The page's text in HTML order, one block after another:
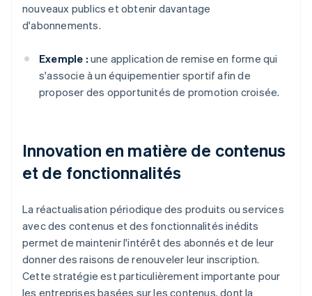
nouveaux publics et obtenir davantage
d'abonnements.
Exemple : une application de remise en forme qui
s'associe à un équipementier sportif afin de
proposer des opportunités de promotion croisée.
Innovation en matière de contenus
et de fonctionnalités
La réactualisation périodique des produits ou services
avec des contenus et des fonctionnalités inédits
permet de maintenir l'intérêt des abonnés et de leur
donner des raisons de renouveler leur inscription.
Cette stratégie est particulièrement importante pour
les entreprises basées sur les contenus, dont la